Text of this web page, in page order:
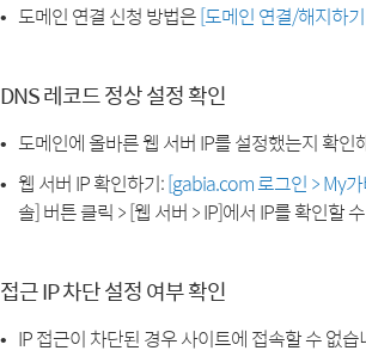
도메인 연결 신청 방법은[도메인 연결/해지하
DNS 레코드 정상 설정 확인
도메인에 올바른 웹 서버 IP를 설정했는지 확인
웹 서버 IP 확인하기:[gabia.com 로그인 > My
솔] 버튼 클릭 > [웹 서버 > IP]에서 IP를 확인할
접근 IP 차단 설정 여부 확인
IP 접근이 차단된 경우 사이트에 접속할 수 없습